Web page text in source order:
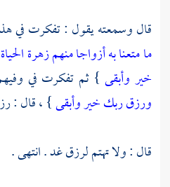
قال وسمعته يقول : تفكرت في
ما متعنا به أزواجا منهم زهرة
خير وأبقى } ثم تفكرت في
ورزق ربك خير وأبقى} ، قال :
قال : ولا تهتم لرزق غد . انتهى .